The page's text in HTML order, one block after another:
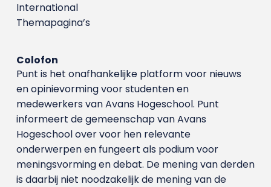
International
Themapagina’s
Colofon
Punt is het onafhankelijke platform voor nieuws
en opinievorming voor studenten en
medewerkers van Avans Hoge­school. Punt
informeert de gemeenschap van Avans
Hogeschool over voor hen relevante
onderwerpen en fungeert als podium voor
meningsvorming en debat. De mening van derden
is daarbij niet noodzakelijk de mening van de